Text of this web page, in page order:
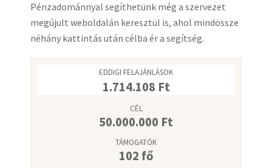
Pénzadománnyal segíthetünk még a szervezet
megújult weboldalán keresztül is, ahol mindössze
néhány kattintás után célba ér a segítség.
EDDIGI FELAJÁNLÁSOK
1.714.108 Ft
CÉL
50.000.000 Ft
TÁMOGATÓK
102 fő